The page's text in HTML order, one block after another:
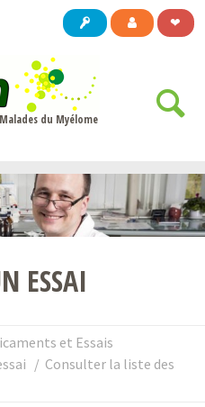
❤
du Myélome
ESSAI
et Essais
/ Consulter la liste des